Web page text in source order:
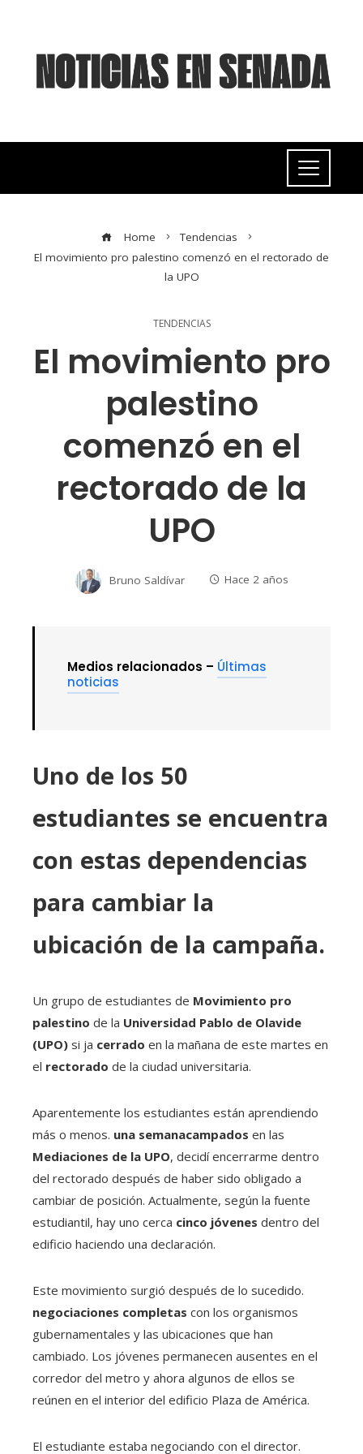
Home
Tendencias
El movimiento pro palestino comenzó en el rectorado de
la UPO
TENDENCIAS
El movimiento pro
palestino
comenzó en el
rectorado de la
UPO
Bruno Saldívar Hace 2 años
Medios relacionados – Últimas
noticias
Uno de los 50
estudiantes se encuentra
con estas dependencias
para cambiar la
ubicación de la campaña.
Un grupo de estudiantes de Movimiento pro
palestino de la Universidad Pablo de Olavide
(UPO) si ja cerrado en la mañana de este martes en
el rectorado de la ciudad universitaria.
Aparentemente los estudiantes están aprendiendo
más o menos. una semanacampados en las
Mediaciones de la UPO, decidí encerrarme dentro
del rectorado después de haber sido obligado a
cambiar de posición. Actualmente, según la fuente
estudiantil, hay uno cerca cinco jóvenes dentro del
edificio haciendo una declaración.
Este movimiento surgió después de lo sucedido.
negociaciones completas con los organismos
gubernamentales y las ubicaciones que han
cambiado. Los jóvenes permanecen ausentes en el
corredor del metro y ahora algunos de ellos se
reúnen en el interior del edificio Plaza de América.
El estudiante estaba negociando con el director.